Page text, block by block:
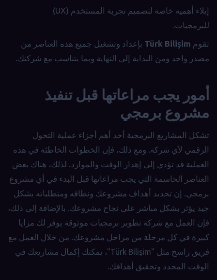
إيلاء أهمية خاصة لتصميم تجربة المستخدم (UX)
للبرمجيات.
تقوم Türk Bilişim بإعداد وتشغيل جميع هذه العناصر من
مصدر واحد ومن البداية إلى النهاية وبما يتناسب مع شركتك.
أمور يجب مراعاتها قبل تنفيذ
مشروع برمجي
تشكل المشاريع البرمجية أحد أهم أجزاء عملية التحول
الرقمي لأي شركة. ومع ذلك، فإن الخطوات الخاطئة في هذه
العملية قد تؤدي إلى إهدار الوقت والموارد. لذلك، هناك بعض
العناصر الحاسمة التي يجب مراعاتها قبل البدء في أي مشروع
برمجي. إن تحديد أهداف مشروعك ونطاقه ومتطلباته بشكل
جيد يؤثر بشكل مباشر على نجاح مشروعك. بالإضافة إلى ذلك،
فإن العمل مع شركة تطوير برمجيات موثوقة يوفر لك مزايا
كبيرة في كل مرحلة من مراحل مشروعك. من خلال العمل مع
فريق راسخ مثل "Türk Bilişim"، يمكنك إكمال مشاريعك في
الوقت المحدد وتحقيق أهدافك.